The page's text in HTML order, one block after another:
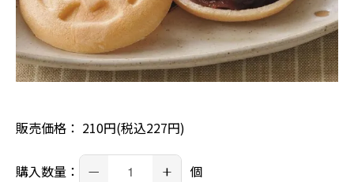
販売価格： 210円(税込227円)
購入数量： － + 個